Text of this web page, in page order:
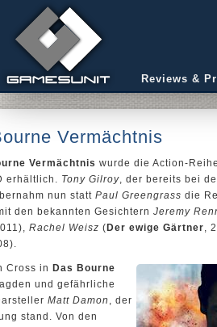
Reviews &
Vermächtnis
Vermächtnis wurde die Action-
erhältlich. Tony Gilroy, der bereits bei
nun statt Paul Greengrass die
den bekannten Gesichtern Jeremy
Rachel Weisz ( Der ewige Gärtner,
Cross in Das Bourne
und gefährliche
Matt Damon , der
stand. Von den